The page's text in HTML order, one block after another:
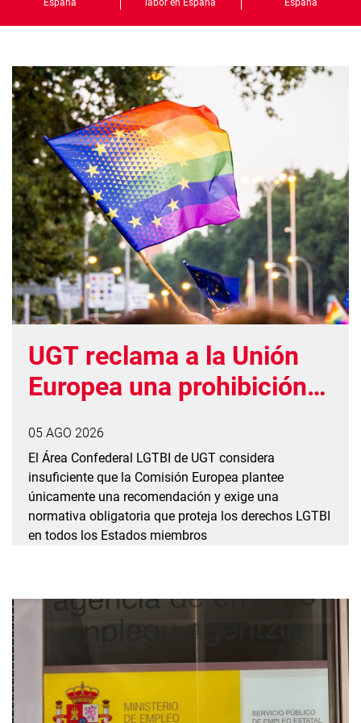
España
labor en España
España
UGT reclama a la Unión
Europea una prohibición
prácticas de conversión
05 AGO 2026
El Área Confederal LGTBI de UGT considera
insuficiente que la Comisión Europea plantee
únicamente una recomendación y exige una
normativa obligatoria que proteja los derechos LGTBI
en todos los Estados miembros